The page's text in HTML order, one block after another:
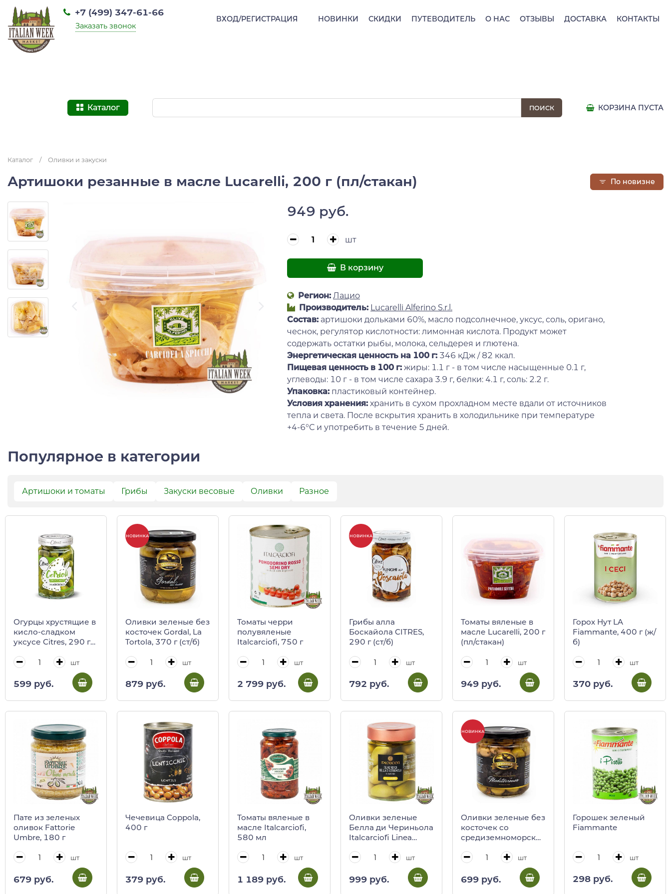
НОВИНКИ СКИДКИ ПУТЕВОДИТЕЛЬ О НАС ОТЗЫВЫ ДОСТАВКА КОНТАКТЫ
+7 (499) 347-61-66
Заказать звонок
ВХОД/РЕГИСТРАЦИЯ
Каталог КОРЗИНА ПУСТА
Каталог / Оливки и закуски
Артишоки резанные в масле Lucarelli, 200 г (пл/стакан)
949 руб.
шт
В корзину
Регион: Лацио
Производитель: Lucarelli Alferino S.r.l.
Состав: артишоки дольками 60%, масло подсолнечное, уксус, соль, оригано,
чеснок, регулятор кислотности: лимонная кислота. Продукт может
содержать остатки рыбы, молока, сельдерея и глютена.
Энергетическая ценность на 100 г: 346 кДж / 82 ккал.
Пищевая ценность в 100 г: жиры: 1.1 г - в том числе насыщенные 0.1 г,
углеводы: 10 г - в том числе сахара 3.9 г, белки: 4.1 г, соль: 2.2 г.
Упаковка: пластиковый контейнер.
Условия хранения: хранить в сухом прохладном месте вдали от источников
тепла и света. После вскрытия хранить в холодильнике при температуре
+4-6°С и употребить в течение 5 дней.
Популярное в категории
По новизне
Артишоки и томаты Грибы Закуски весовые Оливки Разное
Огурцы хрустящие в
кисло-сладком
уксусе Citres, 290 г
шт
599 руб.
НОВИНКА
Оливки зеленые без
косточек Gordal, La
Tortola, 370 г (ст/б)
шт
879 руб.
Томаты черри
полувяленые
Italcarciofi, 750 г
шт
2 799 руб.
НОВИНКА
Грибы алла
Боскайола CITRES,
290 г (ст/б)
шт
792 руб.
Томаты вяленые в
масле Lucarelli, 200 г
(пл/стакан)
шт
949 руб.
Горох Нут LA
Fiammante, 400 г (ж/
б)
шт
370 руб.
Пате из зеленых
оливок Fattorie
Umbre, 180 г
шт
679 руб.
Чечевица Coppola,
400 г
шт
379 руб.
Томаты вяленые в
масле Italcarciofi,
580 мл
шт
1 189 руб.
Оливки зеленые
Белла ди Чериньола
Italcarciofi Linea
290 г
шт
999 руб.
НОВИНКА
Оливки зеленые без
косточек со
средиземноморским
370 г (ст/б)
шт
699 руб.
Горошек зеленый
Fiammante
шт
298 руб.